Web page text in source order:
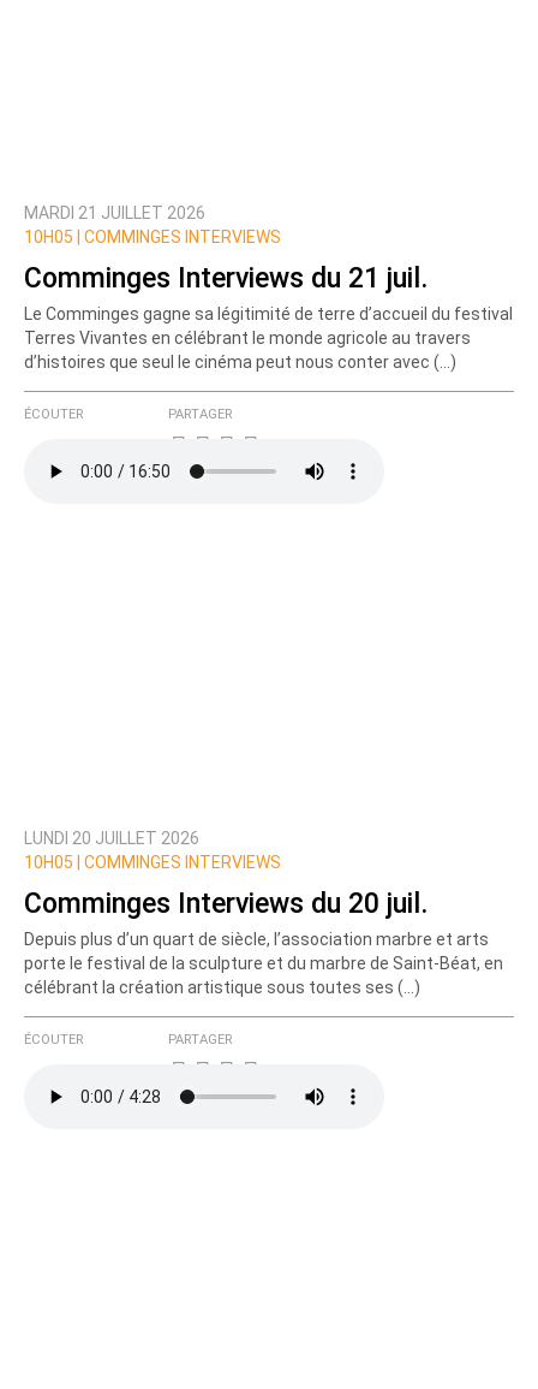
MARDI 21 JUILLET 2026
10H05 |
COMMINGES INTERVIEWS
Comminges Interviews du 21 juil.
Le Comminges gagne sa légitimité de terre d’accueil du festival
Terres Vivantes en célébrant le monde agricole au travers
d’histoires que seul le cinéma peut nous conter avec (…)
ÉCOUTER PARTAGER
LUNDI 20 JUILLET 2026
10H05 |
COMMINGES INTERVIEWS
Comminges Interviews du 20 juil.
Depuis plus d’un quart de siècle, l’association marbre et arts
porte le festival de la sculpture et du marbre de Saint-Béat, en
célébrant la création artistique sous toutes ses (…)
ÉCOUTER PARTAGER